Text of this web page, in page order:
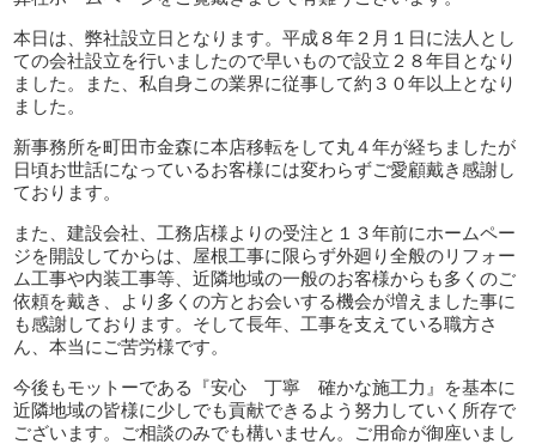
本日は、弊社設立日となります。平成８年２月１日に法人とし
ての会社設立を行いましたので早いもので設立２８年目となり
ました。また、私自身この業界に従事して約３０年以上となり
ました。
新事務所を町田市金森に本店移転をして丸４年が経ちましたが
日頃お世話になっているお客様には変わらずご愛顧戴き感謝し
ております。
また、建設会社、工務店様よりの受注と１３年前にホームペー
ジを開設してからは、屋根工事に限らず外廻り全般のリフォー
ム工事や内装工事等、近隣地域の一般のお客様からも多くのご
依頼を戴き、より多くの方とお会いする機会が増えました事に
も感謝しております。そして長年、工事を支えている職方さ
ん、本当にご苦労様です。
今後もモットーである『安心 丁寧 確かな施工力』を基本に
近隣地域の皆様に少しでも貢献できるよう努力していく所存で
ございます。ご相談のみでも構いません。ご用命が御座いまし